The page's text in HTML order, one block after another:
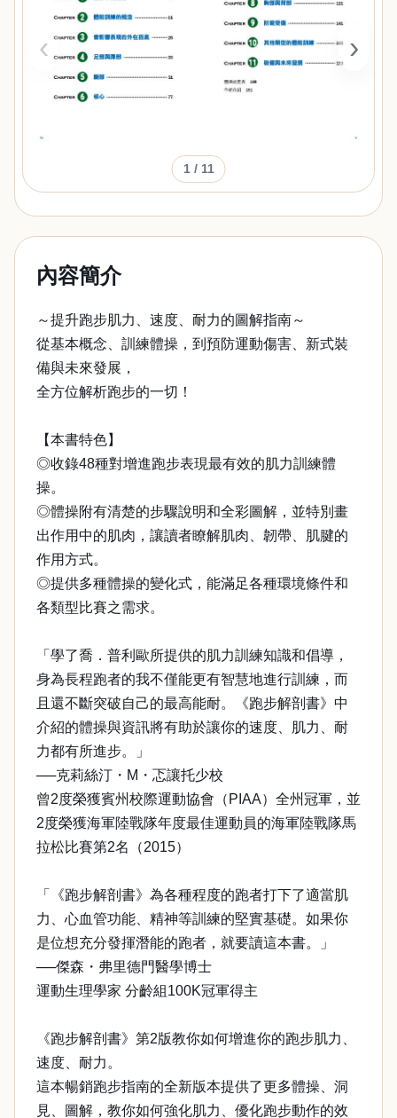
‹ ›
1/ 11
內容簡介
～提升跑步肌力、速度、耐力的圖解指南～
從基本概念、訓練體操，到預防運動傷害、新式裝
備與未來發展，
全方位解析跑步的一切！
【本書特色】
◎收錄48種對增進跑步表現最有效的肌力訓練體
操。
◎體操附有清楚的步驟說明和全彩圖解，並特別畫
出作用中的肌肉，讓讀者瞭解肌肉、韌帶、肌腱的
作用方式。
◎提供多種體操的變化式，能滿足各種環境條件和
各類型比賽之需求。
「學了喬．普利歐所提供的肌力訓練知識和倡導，
身為長程跑者的我不僅能更有智慧地進行訓練，而
且還不斷突破自己的最高能耐。《跑步解剖書》中
介紹的體操與資訊將有助於讓你的速度、肌力、耐
力都有所進步。」
──克莉絲汀・M・忑讓托少校
曾2度榮獲賓州校際運動協會（PIAA）全州冠軍，並
2度榮獲海軍陸戰隊年度最佳運動員的海軍陸戰隊馬
拉松比賽第2名（2015）
「《跑步解剖書》為各種程度的跑者打下了適當肌
力、心血管功能、精神等訓練的堅實基礎。如果你
是位想充分發揮潛能的跑者，就要讀這本書。」
──傑森・弗里德門醫學博士
運動生理學家 分齡組100K冠軍得主
《跑步解剖書》第2版教你如何增進你的跑步肌力、
速度、耐力。
這本暢銷跑步指南的全新版本提供了更多體操、洞
見、圖解，教你如何強化肌力、優化跑步動作的效